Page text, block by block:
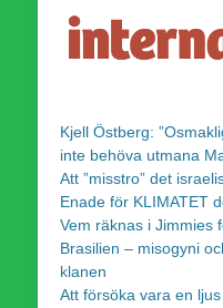
Kjell Östberg:
inte behöva utmana
Att ”misstro” det
Enade för KLIMATET
Vem räknas i Jimmies
Brasilien – misogyni
klanen
Att försöka vara en